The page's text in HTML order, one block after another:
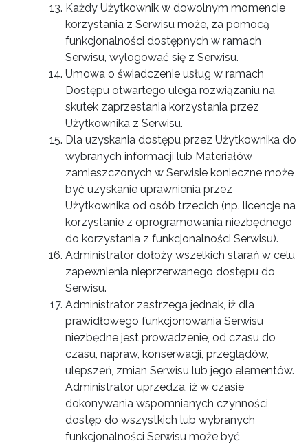
Każdy Użytkownik w dowolnym momencie
korzystania z Serwisu może, za pomocą
funkcjonalności dostępnych w ramach
Serwisu, wylogować się z Serwisu.
Umowa o świadczenie usług w ramach
Dostępu otwartego ulega rozwiązaniu na
skutek zaprzestania korzystania przez
Użytkownika z Serwisu.
Dla uzyskania dostępu przez Użytkownika do
wybranych informacji lub Materiałów
zamieszczonych w Serwisie konieczne może
być uzyskanie uprawnienia przez
Użytkownika od osób trzecich (np. licencje na
korzystanie z oprogramowania niezbędnego
do korzystania z funkcjonalności Serwisu).
Administrator dołoży wszelkich starań w celu
zapewnienia nieprzerwanego dostępu do
Serwisu.
Administrator zastrzega jednak, iż dla
prawidłowego funkcjonowania Serwisu
niezbędne jest prowadzenie, od czasu do
czasu, napraw, konserwacji, przeglądów,
ulepszeń, zmian Serwisu lub jego elementów.
Administrator uprzedza, iż w czasie
dokonywania wspomnianych czynności,
dostęp do wszystkich lub wybranych
funkcjonalności Serwisu może być